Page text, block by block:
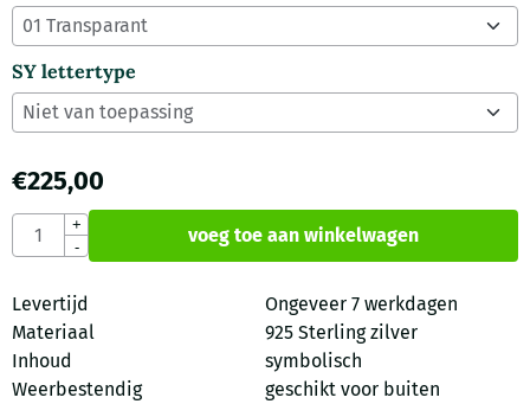
SY lettertype
€225,00
Aantal
+
-
voeg toe aan winkelwagen
Levertijd
Ongeveer 7 werkdagen
Materiaal
925 Sterling zilver
Inhoud
symbolisch
Weerbestendig
geschikt voor buiten